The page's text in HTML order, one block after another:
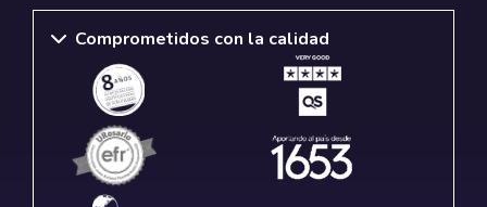
Comprometidos con la calidad